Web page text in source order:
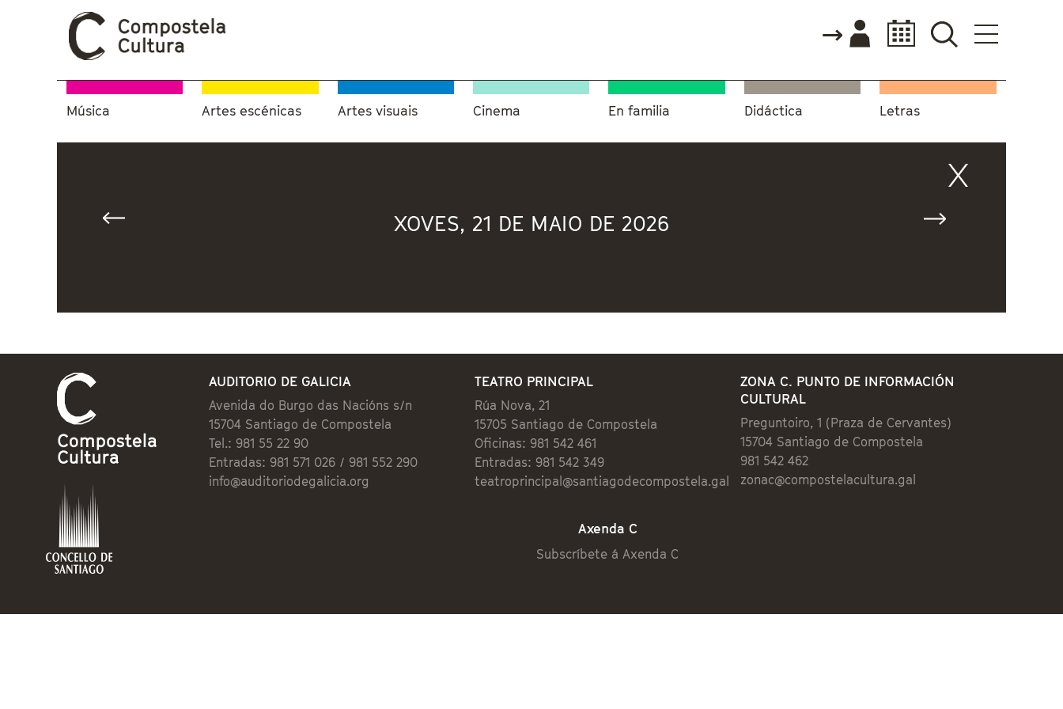
Música Artes escénicas Artes visuais Cinema En familia Didáctica Letras
XOVES, 21 DE MAIO DE 2026
AUDITORIO DE GALICIA
Avenida do Burgo das Nacións s/n
15704 Santiago de Compostela
Tel.: 981 55 22 90
Entradas: 981 571 026 / 981 552 290
info@auditoriodegalicia.org
TEATRO PRINCIPAL
Rúa Nova, 21
15705 Santiago de Compostela
Oficinas: 981 542 461
Entradas: 981 542 349
teatroprincipal@santiagodecompostela.gal
ZONA C. PUNTO DE INFORMACIÓN
CULTURAL
Preguntoiro, 1 (Praza de Cervantes)
15704 Santiago de Compostela
981 542 462
zonac@compostelacultura.gal
Axenda C
Subscríbete á Axenda C